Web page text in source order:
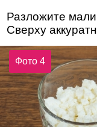
Разложите
Сверху
Фото 4